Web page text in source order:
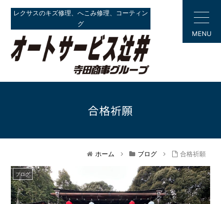
レクサスのキズ修理、へこみ修理、コーティン
グ
MENU
合格祈願
ホーム ブログ 合格祈願
ブログ